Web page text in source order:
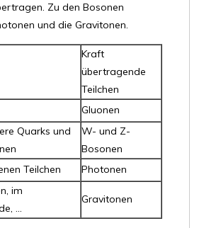
Zu den Bosonen
und die Gravitonen.
Kraft
übertragende
Teilchen
Gluonen
Quarks und
W- und Z-
Bosonen
Teilchen Photonen
im
...
Gravitonen